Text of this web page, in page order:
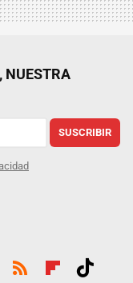
NUESTRA
SUSCRIBIR